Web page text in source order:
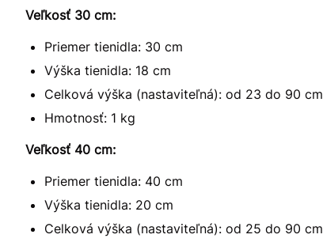
Veľkosť 30 cm:
Priemer tienidla: 30 cm
Výška tienidla: 18 cm
Celková výška (nastaviteľná): od 23 do 90 cm
Hmotnosť: 1 kg
Veľkosť 40 cm:
Priemer tienidla: 40 cm
Výška tienidla: 20 cm
Celková výška (nastaviteľná): od 25 do 90 cm